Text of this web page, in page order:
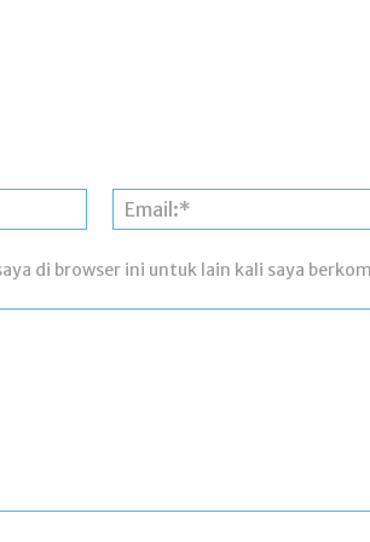
Nama:*
di browser ini untuk lain kali saya